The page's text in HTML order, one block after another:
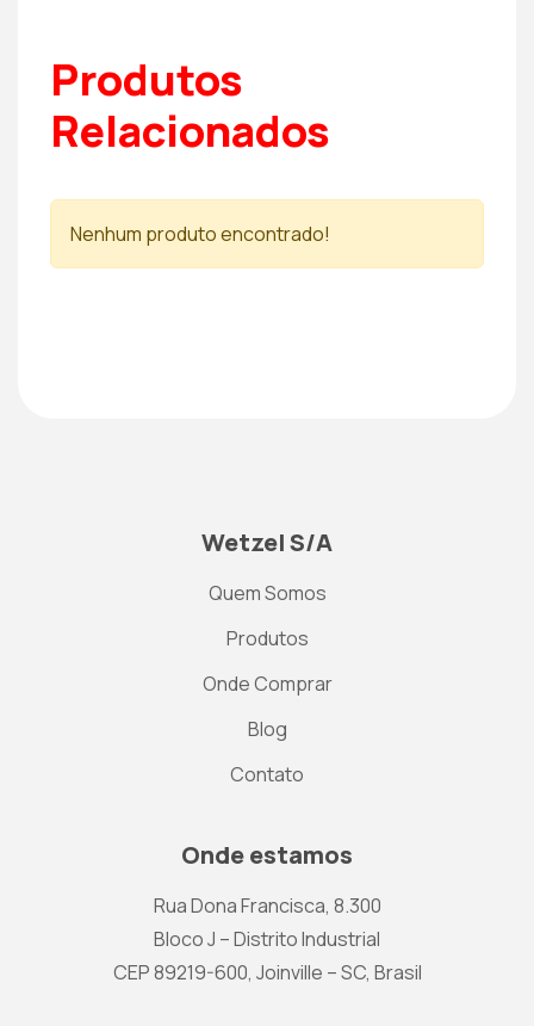
Produtos
Relacionados
Nenhum produto encontrado!
Wetzel S/A
Quem Somos
Produtos
Onde Comprar
Blog
Contato
Onde estamos
Rua Dona Francisca, 8.300
Bloco J – Distrito Industrial
CEP 89219-600, Joinville – SC, Brasil